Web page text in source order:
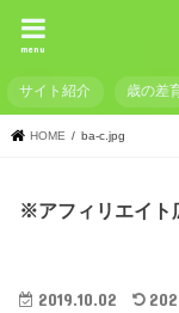
menu
サイト紹介 歳の差
HOME ba-c.jpg
※アフィリエイト
2019.10.02